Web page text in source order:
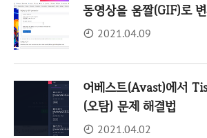
동영상을 움짤(GIF)로
2021.04.09
어베스트(Avast)에서
(오탐) 문제 해결법
2021.04.02